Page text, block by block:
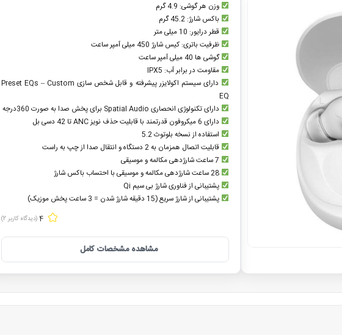
وزن هر گوشی: 4.9 گرم
باکس شارژ: 45.2 گرم
قطر درایور: 10 میلی متر
ظرفیت باتری: کیس شارژ 450 میلی آمپر ساعت
گوشی ها 40 میلی آمپر ساعت
مقاومت در برابر آب: IPX5
دارای سیستم اکولایزر پیشرفته و قابل شخص سازی Preset EQs – Custom
EQ
دارای تکنولوژی انحصاری Spatial Audio برای پخش صدا به صورت 360درجه
دارای 6 میکروفون قدرتمند با قابلیت حذف نویز ANC تا 42 دسی بل
استفاده از نسخه بلوتوث 5.2
قابلیت اتصال همزمان به 2 دستگاه و انتقال صدا از چپ به راست
پشتیبانی از فناوری شارژ بی سیم Qi
پشتیبانی از شارژ سریع (15 دقیقه شارژ شدن = 3 ساعت پخش موزیک)
4 (دیدگاه کاربر2
)
مشاهده مشخصات کامل